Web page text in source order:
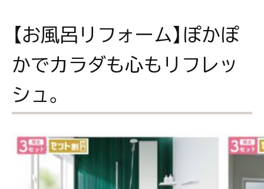
【お風呂リフォーム】ぽかぽ
かでカラダも心もリフレッ
シュ。